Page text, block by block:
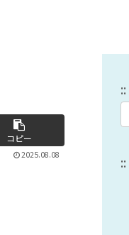
コピー
2025.08.08